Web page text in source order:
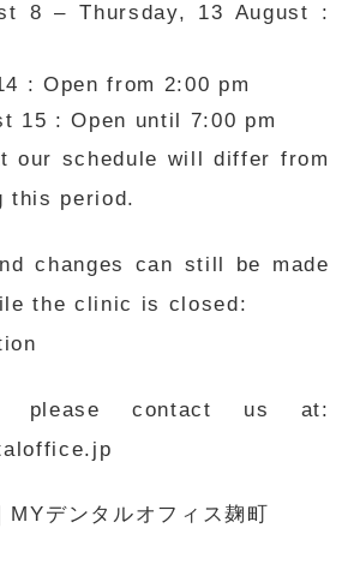
8 – Thursday, 13 August :
: Open from 2:00 pm
15 : Open until 7:00 pm
our schedule will differ from
this period.
changes can still be made
the clinic is closed:
please contact us at:
デンタルオフィス麹町